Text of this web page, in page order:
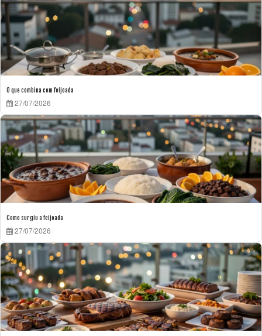
O que combina com feijoada
27/07/2026
Como surgiu a feijoada
27/07/2026